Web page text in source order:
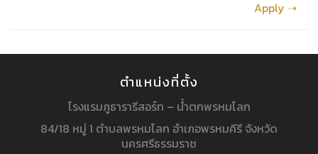
Apply ➝
ตำแหน่งที่ตั้ง
โรงแรมภูธารารีสอร์ท – น้ำตกพรหมโลก
84/18 หมู่ 1 ตำบลพรหมโลก อำเภอพรหมคีรี จังหวัด
นครศรีธรรมราช